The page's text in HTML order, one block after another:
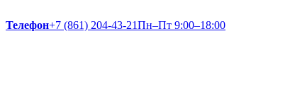
Телефон+7 (861) 204-43-21Пн–Пт 9:00–18:00